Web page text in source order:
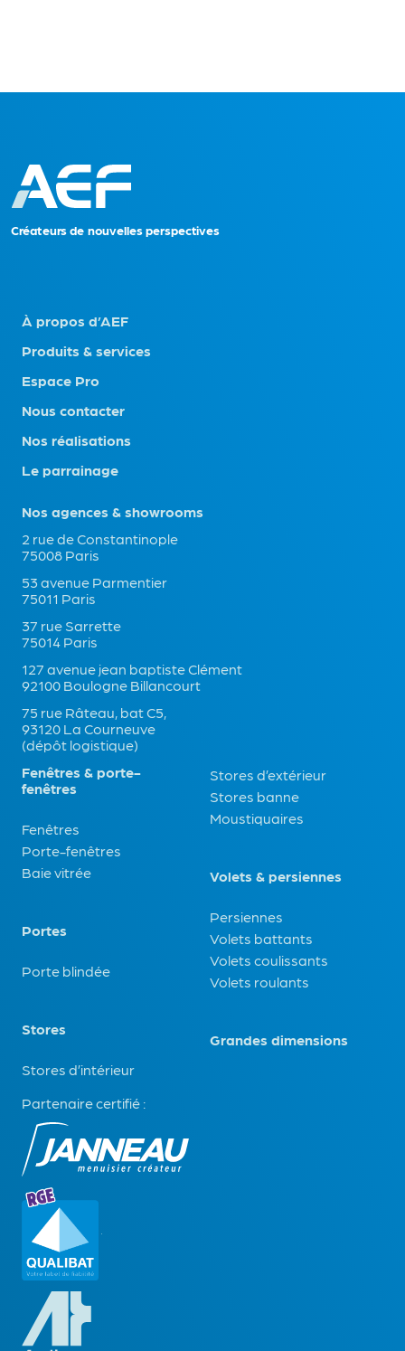
Créateursde nouvelles perspectives
À propos d’AEF
Produits & services
Espace Pro
Nous contacter
Nos réalisations
Le parrainage
Nos agences & showrooms
2 rue de Constantinople
75008 Paris
53 avenue Parmentier
75011 Paris
37 rue Sarrette
75014 Paris
127 avenue jean baptiste Clément
92100 Boulogne Billancourt
75 rue Râteau, bat C5,
93120 La Courneuve
(dépôt logistique)
Fenêtres & porte-
fenêtres
Fenêtres
Porte-fenêtres
Baie vitrée
Portes
Porte blindée
Stores
Stores d’intérieur
Stores d’extérieur
Stores banne
Moustiquaires
Volets & persiennes
Persiennes
Volets battants
Volets coulissants
Volets roulants
Grandes dimensions
Partenaire certifié :